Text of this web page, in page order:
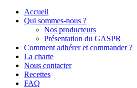
Accueil
Qui sommes-nous ?
Nos producteurs
Présentation du GASPR
Comment adhérer et commander ?
La charte
Nous contacter
Recettes
FAQ